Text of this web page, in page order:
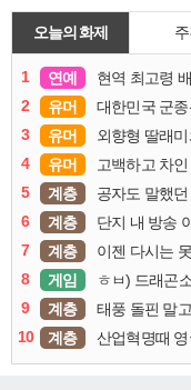
오늘의 화제
1 연예 현역 최고령
2
유머 대한민국 군
3
유머 외향형 딸래
4
유머 고백하고 차
5
계층 공자도 말했
6
계층 단지 내 방송 아나운서를
7
계층 이젠 다시는
8
게임 ㅎㅂ) 드래곤
9
계층 태풍 돌핀 말
10
계층 산업혁명때